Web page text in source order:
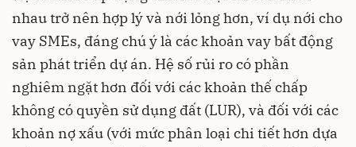
nhau trở nên hợp lý và nới lỏng hơn, ví dụ nới cho
vay SMEs, đáng chú ý là các khoản vay bất động
sản phát triển dự án. Hệ số rủi ro có phần
nghiêm ngặt hơn đối với các khoản thế chấp
không có quyền sử dụng đất (LUR), và đối với các
khoản nợ xấu (với mức phân loại chi tiết hơn dựa